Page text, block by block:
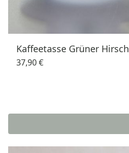
Kaffeetasse Grüner Hirsch
37,90 €